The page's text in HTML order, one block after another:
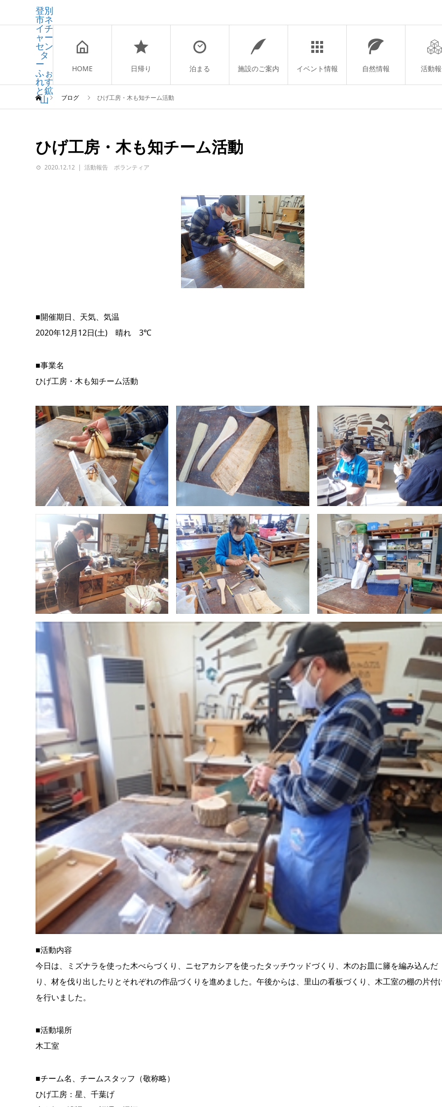
登別
市ネ
イチ
ャー
セン
タ
ー
ふぉ
れす
と鉱
山
HOME 日帰り 泊まる 施設のご案内 イベント情報 自然情報 活動
ブログ ひげ工房・木も知チーム活動
ひげ工房・木も知チーム活動
2020.12.12 活動報告 ボランティア
■開催期日、天気、気温
2020年12月12日(土) 晴れ 3℃
■事業名
ひげ工房・木も知チーム活動
■活動内容
今日は、ミズナラを使った木べらづくり、ニセアカシアを使ったタッチウッドづくり、木のお皿に籐を編み込んだ
り、材を伐り出したりとそれぞれの作品づくりを進めました。午後からは、里山の看板づくり、木工室の棚の片付
を行いました。
■活動場所
木工室
■チーム名、チームスタッフ（敬称略）
ひげ工房：星、千葉げ